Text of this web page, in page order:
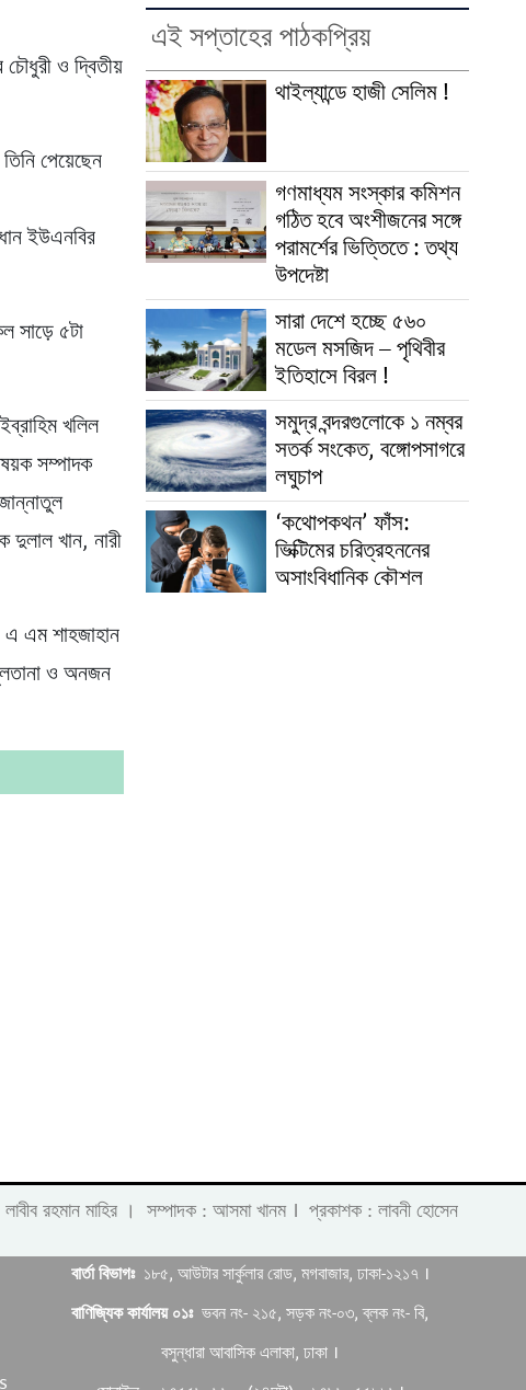
ও দ্বিতীয়
পেয়েছেন
ইউএনবির
সাড়ে ৫টা
খলিল
সম্পাদক
খান, নারী
এ এম শাহজাহান
ও অনজন
এই সপ্তাহের পাঠকপ্রিয়
থাইল্যান্ডে হাজী সেলিম !
গণমাধ্যম সংস্কার কমিশন
গঠিত হবে অংশীজনের সঙ্গে
পরামর্শের ভিত্তিতে : তথ্য
উপদেষ্টা
সারা দেশে হচ্ছে ৫৬০
মডেল মসজিদ – পৃথিবীর
ইতিহাসে বিরল !
সমুদ্র বন্দরগুলোকে ১ নম্বর
সতর্ক সংকেত, বঙ্গোপসাগরে
লঘুচাপ
‘কথোপকথন’ ফাঁস:
ভিক্টিমের চরিত্রহননের
অসাংবিধানিক কৌশল
: লাবীব রহমান মাহির । সম্পাদক : আসমা খানম । প্রকাশক : লাবনী হোসেন
বার্তা বিভাগঃ১৮৫, আউটার সার্কুলার রোড, মগবাজার, ঢাকা-১২১৭ ।
বাণিজ্যিক কার্যালয় ০১ঃভবন নং- ২১৫, সড়ক নং-০৩, ব্লক নং- বি,
বসুন্ধারা আবাসিক এলাকা, ঢাকা ।